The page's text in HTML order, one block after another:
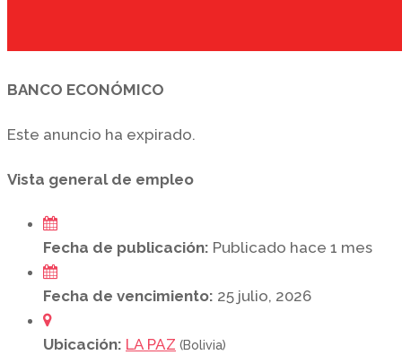
BANCO ECONÓMICO
Este anuncio ha expirado.
Vista general de empleo
Fecha de publicación: Publicado hace 1 mes
Fecha de vencimiento: 25 julio, 2026
Ubicación: LA PAZ (Bolivia)